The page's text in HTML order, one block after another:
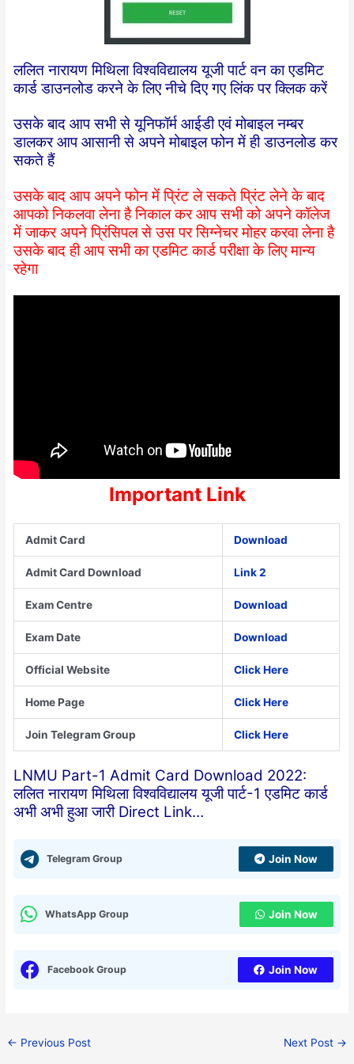
ललित नारायण मिथिला विश्वविद्यालय यूजी पार्ट वन का एडमिट
कार्ड डाउनलोड करने के लिए नीचे दिए गए लिंक पर क्लिक करें
उसके बाद आप सभी से यूनिफॉर्म आईडी एवं मोबाइल नम्बर
डालकर आप आसानी से अपने मोबाइल फोन में ही डाउनलोड कर
सकते हैं
उसके बाद आप अपने फोन में प्रिंट ले सकते प्रिंट लेने के बाद
आपको निकलवा लेना है निकाल कर आप सभी को अपने कॉलेज
में जाकर अपने प्रिंसिपल से उस पर सिग्नेचर मोहर करवा लेना है
उसके बाद ही आप सभी का एडमिट कार्ड परीक्षा के लिए मान्य
रहेगा
Important Link
Admit Card Download
Admit Card Download Link 2
Exam Centre Download
Exam Date Download
Official Website Click Here
Home Page Click Here
Join Telegram Group Click Here
LNMU Part-1 Admit Card Download 2022:
ललित नारायण मिथिला विश्वविद्यालय यूजी पार्ट-1 एडमिट कार्ड
अभी अभी हुआ जारी Direct Link…
Telegram Group Join Now
WhatsApp Group Join Now
Facebook Group Join Now
← Previous Post Next Post →